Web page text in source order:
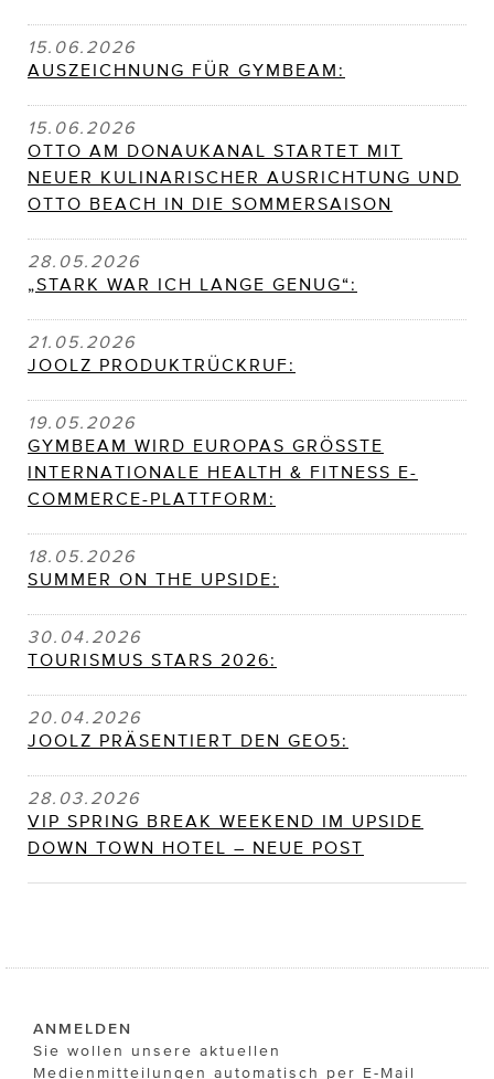
15.06.2026
AUSZEICHNUNG FÜR GYMBEAM:
15.06.2026
OTTO AM DONAUKANAL STARTET MIT
NEUER KULINARISCHER AUSRICHTUNG UND
OTTO BEACH IN DIE SOMMERSAISON
28.05.2026
„STARK WAR ICH LANGE GENUG“:
21.05.2026
JOOLZ PRODUKTRÜCKRUF:
19.05.2026
GYMBEAM WIRD EUROPAS GRÖSSTE
INTERNATIONALE HEALTH & FITNESS E-
COMMERCE-PLATTFORM:
18.05.2026
SUMMER ON THE UPSIDE:
30.04.2026
TOURISMUS STARS 2026:
20.04.2026
JOOLZ PRÄSENTIERT DEN GEO5:
28.03.2026
VIP SPRING BREAK WEEKEND IM UPSIDE
DOWN TOWN HOTEL – NEUE POST
ANMELDEN
Sie wollen unsere aktuellen
Medienmitteilungen automatisch per E-Mail